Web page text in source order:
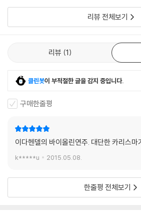
리뷰 전체보기
리뷰 1
클린봇이 부적절한 글을 감지 중입니다.
구매한줄평
이다헨델의 바이올린연주. 대단한 카리스마
k*****u 2015.05.08.
한줄평 전체보기